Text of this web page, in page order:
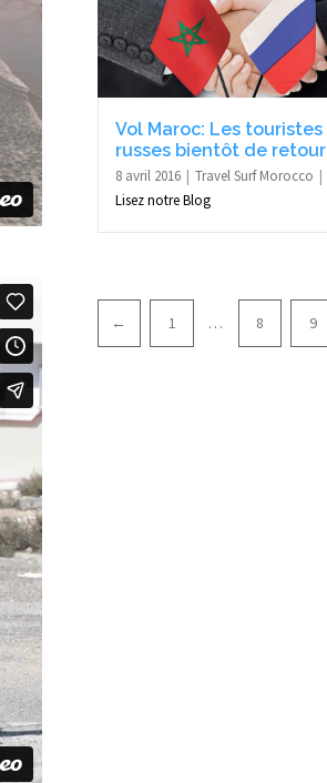
Vol Maroc: Les touristes
russes bientôt de retour
8 avril 2016
Travel Surf Morocco
Lisez notre Blog
Pagination
← 1 … 8 9